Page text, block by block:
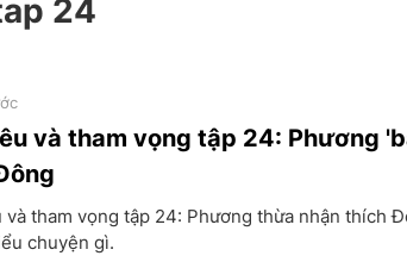
24
và tham vọng tập 24: Phương
và tham vọng tập 24: Phương thừa nhận thích
chuyện gì.